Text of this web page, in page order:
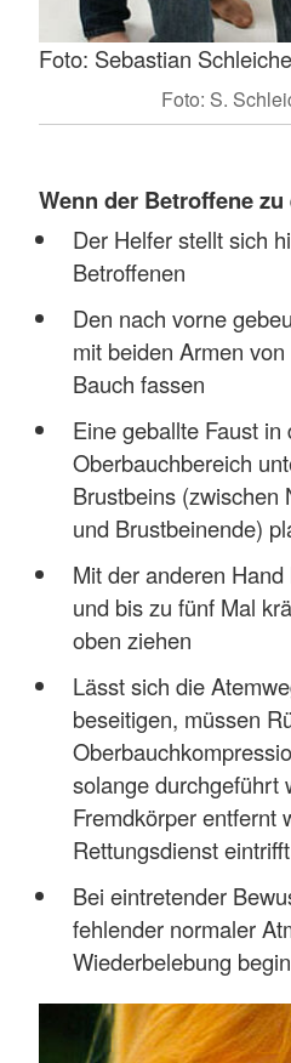
Foto: Sebastian
Foto: S.
Wenn der Betroffene
Der Helfer stellt sich
Betroffenen
Den nach vorne
mit beiden Armen
Bauch fassen
Eine geballte Faust in
Oberbauchbereich
Brustbeins (zwischen
und Brustbeinende)
Mit der anderen
und bis zu fünf Mal
oben ziehen
Lässt sich die
beseitigen, müssen
solange durchgeführt
Fremdkörper entfernt
Rettungsdienst eintrifft
Bei eintretender
fehlender normaler
Wiederbelebung